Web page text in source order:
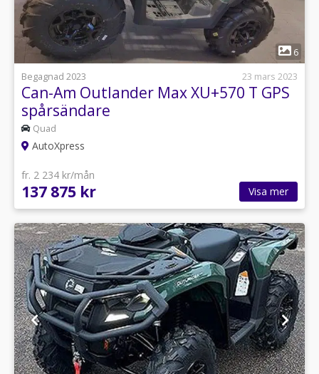
1
6
Begagnad 2023
23 mars 2023
Can-Am Outlander Max XU+570 T GPS
spårsändare
Quad
AutoXpress
fr. 2 234 kr/mån
137 875 kr Visa mer